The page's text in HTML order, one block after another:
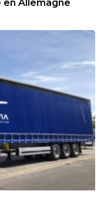
Allemagne